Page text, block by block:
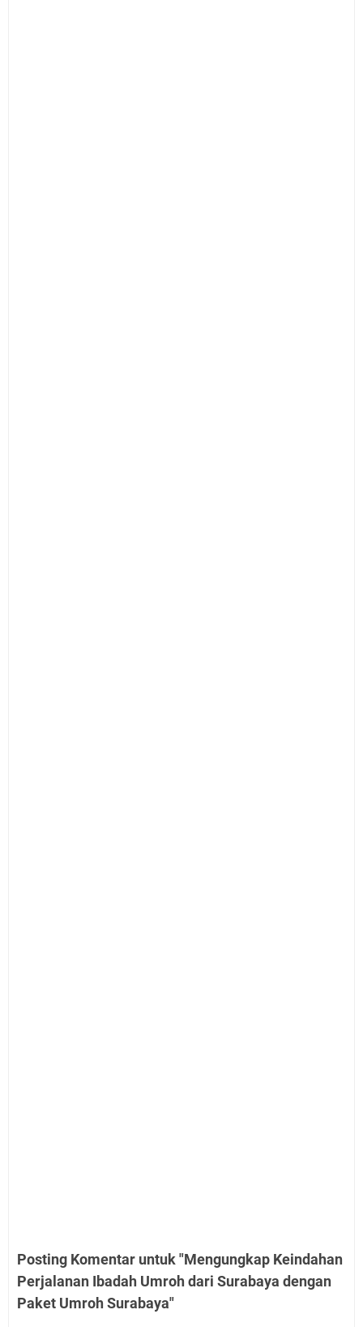
Posting Komentar untuk "Mengungkap Keindahan
Perjalanan Ibadah Umroh dari Surabaya dengan
Paket Umroh Surabaya"